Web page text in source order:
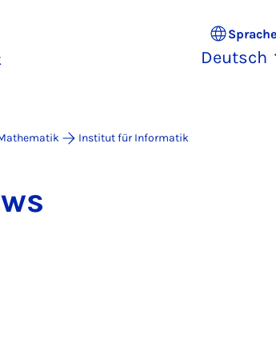
Sprache
Deutsch
Institut für Informatik